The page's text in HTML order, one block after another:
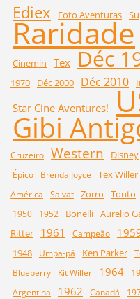
Ediex Foto Aventuras
Raridade
Cinemin Tex Déc
1970
Déc 2000 Déc 2010
Star Cine Aventures!
Gibi
Cruzeiro Western Disney
Épico
Brenda Joyce Tex
América
Salvat Zorro Tonto
1950
1952 Bonelli Aurelio
Ritter
1961 Campeão
1948
Umpa-pá Ken Parker
Blueberry
Kit Willer 1964
Argentina
1962 Canadá